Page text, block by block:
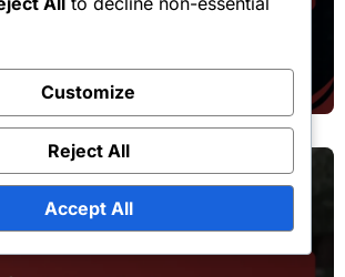
Delen met
Customize
Reject All
Accept All